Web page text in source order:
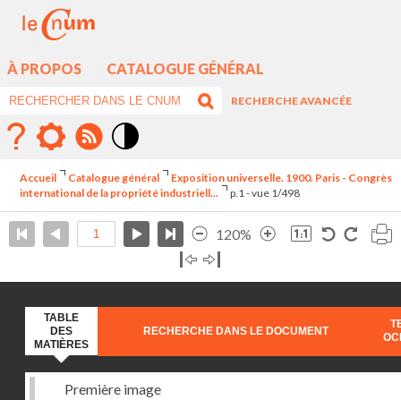
À PROPOS CATALOGUE GÉNÉRAL
RECHERCHE AVANCÉE
élévé
Accueil Catalogue général
Exposition universelle. 1900. Paris - Congrès
international de la propriété industriell...
p.1 - vue 1/498
120%
TABLE
DES
MATIÈRES
RECHERCHE DANS LE DOCUMENT
Première image